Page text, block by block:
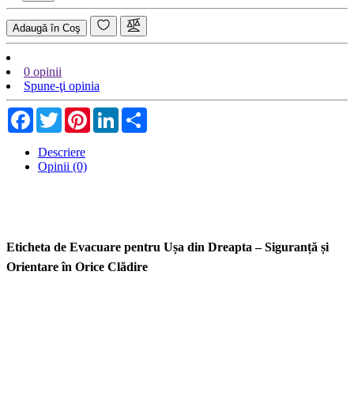
Adaugă în Coş
0 opinii
Spune-ţi opinia
Facebook
TwitterPinterestLinkedIn
Descriere
Opinii (0)
Eticheta de Evacuare pentru Ușa din Dreapta – Siguranță și
Orientare în Orice Clădire